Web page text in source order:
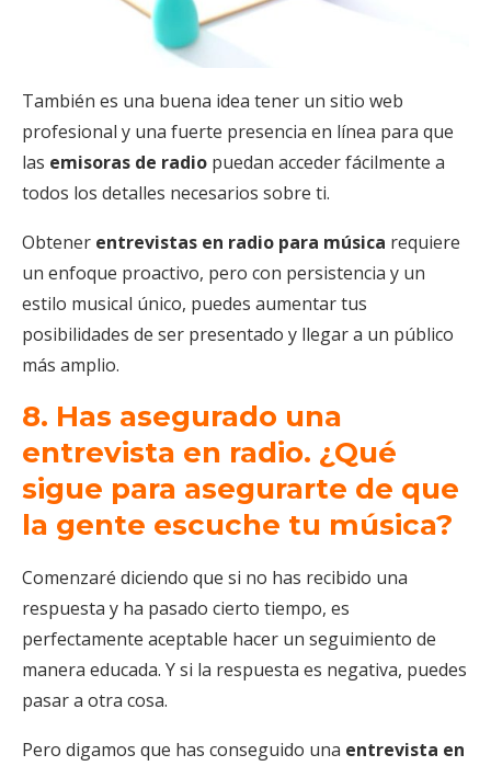
También es una buena idea tener un sitio web
profesional y una fuerte presencia en línea para que
las emisoras de radio puedan acceder fácilmente a
todos los detalles necesarios sobre ti.
Obtener entrevistas en radio para música requiere
un enfoque proactivo, pero con persistencia y un
estilo musical único, puedes aumentar tus
posibilidades de ser presentado y llegar a un público
más amplio.
8. Has asegurado una
entrevista en radio. ¿Qué
sigue para asegurarte de que
la gente escuche tu música?
Comenzaré diciendo que si no has recibido una
respuesta y ha pasado cierto tiempo, es
perfectamente aceptable hacer un seguimiento de
manera educada. Y si la respuesta es negativa, puedes
pasar a otra cosa.
Pero digamos que has conseguido una entrevista en